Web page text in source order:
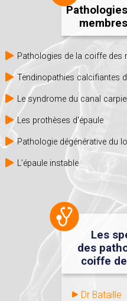
Pathologies de la coiffe des
Tendinopathies calcifiantes
Le syndrome du canal
Les prothèses d'épaule
Pathologie dégénérative du
L’épaule instable
Les
des
coiffe
Dr Bataille